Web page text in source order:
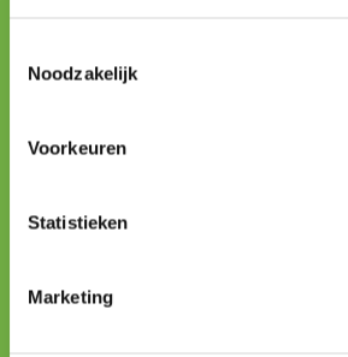
Noodzakelijk
Voorkeuren
Statistieken
Marketing
Telefoon
E-mailadres